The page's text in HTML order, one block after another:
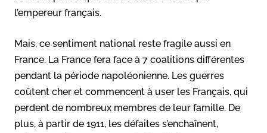
l’empereur français.
Mais, ce sentiment national reste fragile aussi en
France. La France fera face à 7 coalitions différentes
pendant la période napoléonienne. Les guerres
coûtent cher et commencent à user les Français, qui
perdent de nombreux membres de leur famille. De
plus, à partir de 1911, les défaites s’enchaînent,